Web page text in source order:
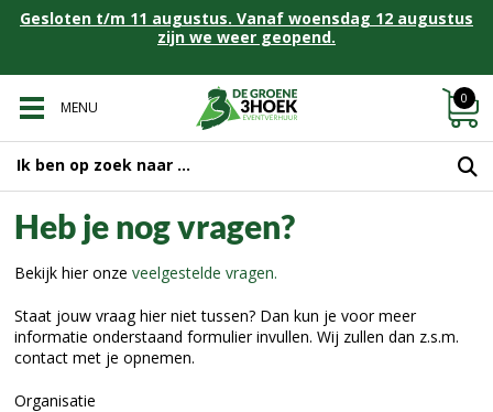
Gesloten t/m 11 augustus. Vanaf woensdag 12 augustus
zijn we weer geopend.
MENU
0
Heb je nog vragen?
Bekijk hier onze veelgestelde vragen.
Staat jouw vraag hier niet tussen? Dan kun je voor meer
informatie onderstaand formulier invullen. Wij zullen dan z.s.m.
contact met je opnemen.
Organisatie